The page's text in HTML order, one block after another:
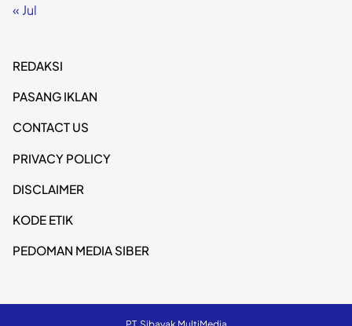
« Jul
REDAKSI
PASANG IKLAN
CONTACT US
PRIVACY POLICY
DISCLAIMER
KODE ETIK
PEDOMAN MEDIA SIBER